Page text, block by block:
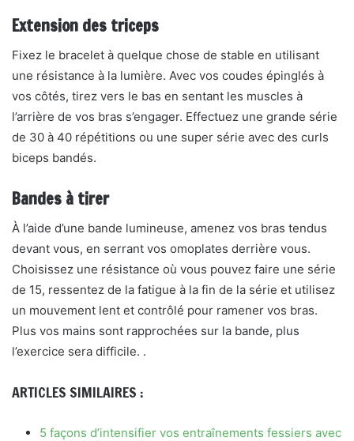
Extension des triceps
Fixez le bracelet à quelque chose de stable en utilisant
une résistance à la lumière. Avec vos coudes épinglés à
vos côtés, tirez vers le bas en sentant les muscles à
l’arrière de vos bras s’engager. Effectuez une grande série
de 30 à 40 répétitions ou une super série avec des curls
biceps bandés.
Bandes à tirer
À l’aide d’une bande lumineuse, amenez vos bras tendus
devant vous, en serrant vos omoplates derrière vous.
Choisissez une résistance où vous pouvez faire une série
de 15, ressentez de la fatigue à la fin de la série et utilisez
un mouvement lent et contrôlé pour ramener vos bras.
Plus vos mains sont rapprochées sur la bande, plus
l’exercice sera difficile. .
ARTICLES SIMILAIRES :
5 façons d’intensifier vos entraînements fessiers avec